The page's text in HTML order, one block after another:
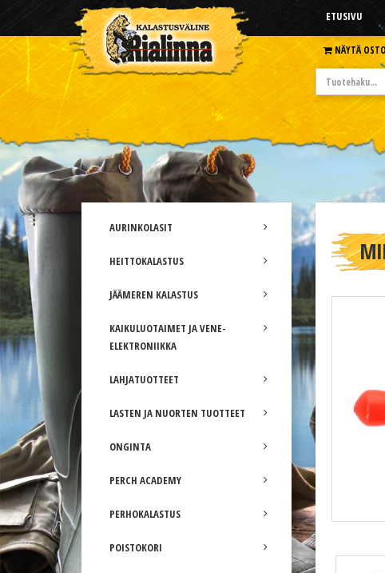
ETUSIVU
NÄYTÄ
AURINKOLASIT
HEITTOKALASTUS
JÄÄMEREN KALASTUS
KAIKULUOTAIMET JA VENE-
ELEKTRONIIKKA
LAHJATUOTTEET
LASTEN JA NUORTEN TUOTTEET
ONGINTA
PERCH ACADEMY
PERHOKALASTUS
POISTOKORI
Mikado EX Livebait täkykoho